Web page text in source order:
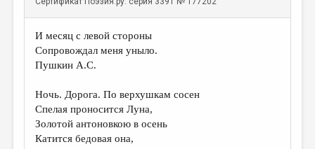
ЛИТСАЛОН
НОВОСТИ
ПРАВИЛА САЙТА
ОТДЕЛЫ И РУБРИКИ
ИЗБРАННОЕ
ДАЙДЖЕСТ
И месяц с левой стороны
Сопровождал меня уныло.
Пушкин А.С.
Ночь. Дорога. По верхушкам сосен
Спелая проносится Луна,
Золотой антоновкою в осень
Катится бедовая она,